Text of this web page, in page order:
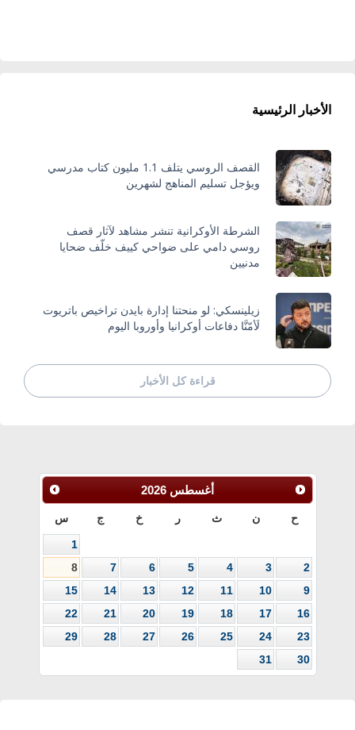
الأخبار الرئيسية
القصف الروسي يتلف 1.1 مليون كتاب مدرسي
ويؤجل تسليم المناهج لشهرين
الشرطة الأوكرانية تنشر مشاهد لآثار قصف
روسي دامي على ضواحي كييف خلّف ضحايا
مدنيين
زيلينسكي: لو منحتنا إدارة بايدن تراخيص باتريوت
لَأمّنَّا دفاعات أوكرانيا وأوروبا اليوم
قراءة كل الأخبار
أغسطس 2026
ح ن ث ر خ ج س
1
2
3
4
5
6
7
8
9
10
11
12
13
14
15
16
17
18
19
20
21
22
23
24
25
26
27
28
29
30
31